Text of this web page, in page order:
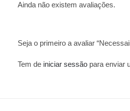
Ainda não existem avaliações.
Seja o primeiro a avaliar
Tem de iniciar sessão para enviar